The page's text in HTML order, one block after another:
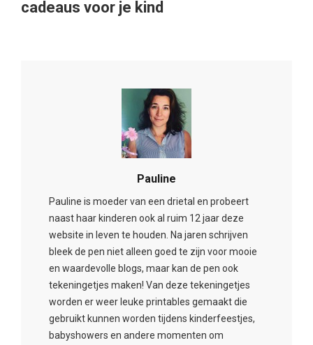
cadeaus voor je kind
Pauline
Pauline is moeder van een drietal en probeert
naast haar kinderen ook al ruim 12 jaar deze
website in leven te houden. Na jaren schrijven
bleek de pen niet alleen goed te zijn voor mooie
en waardevolle blogs, maar kan de pen ook
tekeningetjes maken! Van deze tekeningetjes
worden er weer leuke printables gemaakt die
gebruikt kunnen worden tijdens kinderfeestjes,
babyshowers en andere momenten om